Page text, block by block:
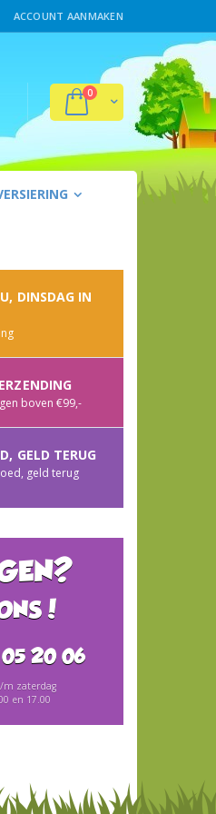
ACCOUNT AANMAKEN
Winkelwagen
0producten
DINSDAG IN
boven €99,-
GELD TERUG
geld terug
20 06
m zaterdag
en 17.00